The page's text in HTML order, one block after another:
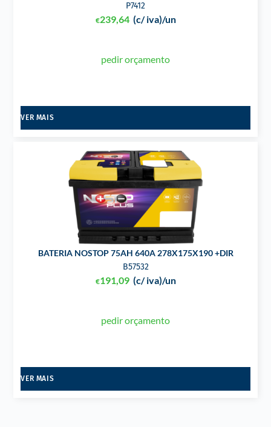
P7412
€239,64 (c/ iva)/un
pedir orçamento
VER MAIS
BATERIA NOSTOP 75AH 640A 278X175X190 +DIR
B57532
€191,09 (c/ iva)/un
pedir orçamento
VER MAIS